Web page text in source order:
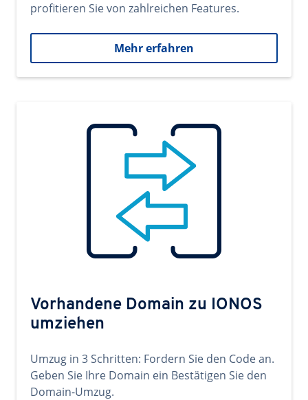
profitieren Sie von zahlreichen Features.
Mehr erfahren
Vorhandene Domain zu IONOS
umziehen
Umzug in 3 Schritten: Fordern Sie den Code an.
Geben Sie Ihre Domain ein Bestätigen Sie den
Domain-Umzug.